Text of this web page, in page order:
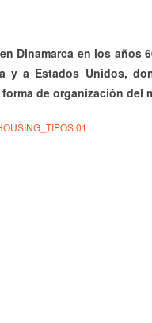
Dinamarca en los años
y a Estados Unidos,
de organización del